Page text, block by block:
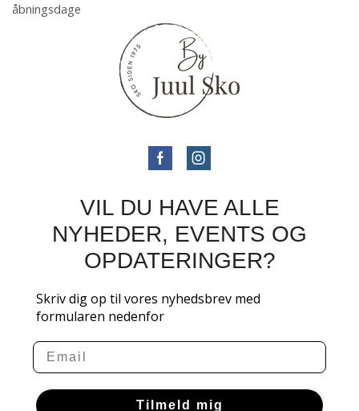
åbningsdage
VIL DU HAVE ALLE
NYHEDER, EVENTS OG
OPDATERINGER?
Skriv dig op til vores nyhedsbrev med
formularen nedenfor
Email
Tilmeld mig